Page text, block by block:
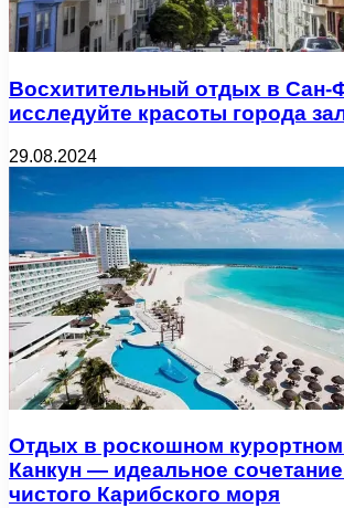
Восхитительный отдых в
исследуйте красоты города
29.08.2024
Отдых в роскошном курортном
Канкун — идеальное
чистого Карибского моря